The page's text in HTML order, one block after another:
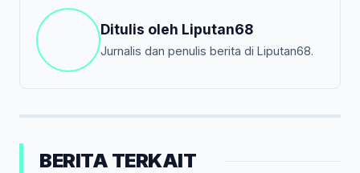
Ditulis oleh Liputan68
Jurnalis dan penulis berita di Liputan68.
BERITA TERKAIT